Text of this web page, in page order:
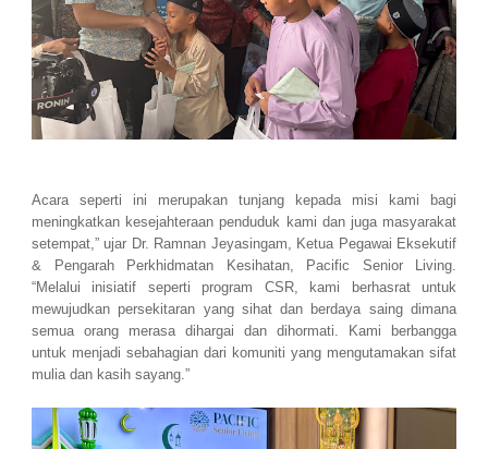
Acara seperti ini merupakan tunjang kepada misi kami bagi
meningkatkan kesejahteraan penduduk kami dan juga masyarakat
setempat,” ujar Dr. Ramnan Jeyasingam, Ketua Pegawai Eksekutif
& Pengarah Perkhidmatan Kesihatan, Pacific Senior Living.
“Melalui inisiatif seperti program CSR, kami berhasrat untuk
mewujudkan persekitaran yang sihat dan berdaya saing dimana
semua orang merasa dihargai dan dihormati. Kami berbangga
untuk menjadi sebahagian dari komuniti yang mengutamakan sifat
mulia dan kasih sayang.”